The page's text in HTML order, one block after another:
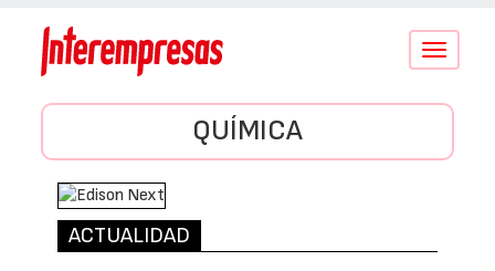
Conmutar
QUÍMICA
ACTUALIDAD